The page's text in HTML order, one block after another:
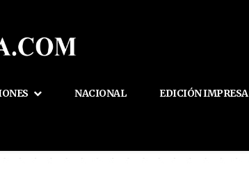
NACIONAL EDICIÓN IMPRESA